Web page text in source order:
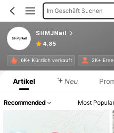
Im Geschäft Suchen
SHMJNail
4.85
6K+ Kürzlich verkauft 2K+
Produktinformation: Preisangabe,
Artikel Neu
Recommended Most